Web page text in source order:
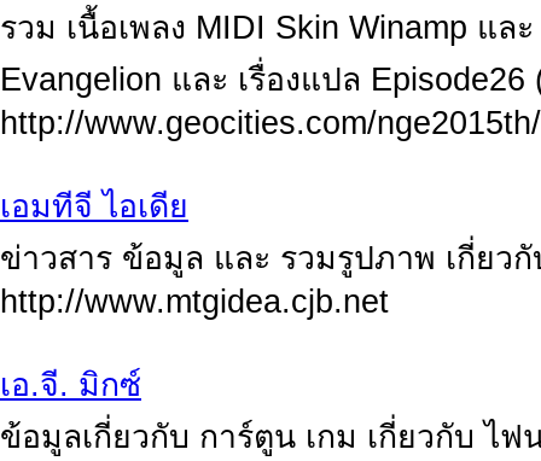
รวม เนื้อเพลง MIDI Skin Winamp แล
Evangelion และ เรื่องแปล
http://www.geocities.com/
เอมทีจี ไอเดีย
ข่าวสาร ข้อมูล และ รวมรูปภาพ เกี่ยวกั
http://www.mtgidea.cjb.net
เอ.จี. มิกซ์
ข้อมูลเกี่ยวกับ การ์ตูน เกม เกี่ยวกับ ไ